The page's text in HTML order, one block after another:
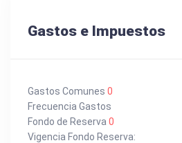
Gastos e Impuestos
Gastos Comunes 0
Frecuencia Gastos
Fondo de Reserva 0
Vigencia Fondo Reserva: